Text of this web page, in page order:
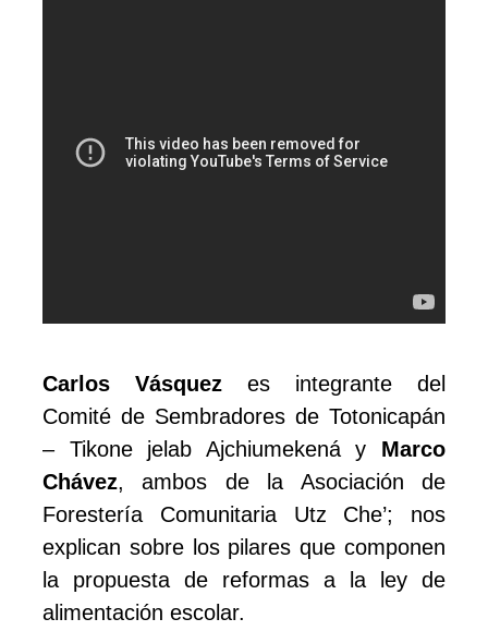
Carlos Vásquez es integrante del
Comité de Sembradores de Totonicapán
– Tikone jelab Ajchiumekená y Marco
Chávez, ambos de la Asociación de
Forestería Comunitaria Utz Che’; nos
explican sobre los pilares que componen
la propuesta de reformas a la ley de
alimentación escolar.